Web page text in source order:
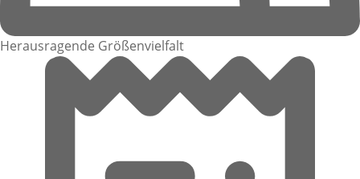
Herausragende Größenvielfalt